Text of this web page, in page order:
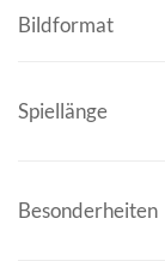
Bildformat
Spiellänge
Besonderheiten